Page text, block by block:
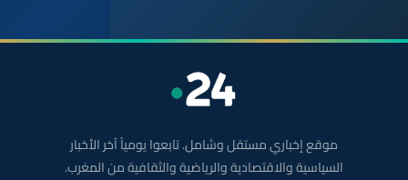
موقع إخباري مستقل وشامل. تابعوا يومياً آخر الأخبار
السياسية والاقتصادية والرياضية والثقافية من المغرب.